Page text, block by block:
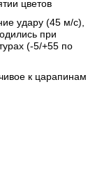
цветов
удару (45 м/с),
при
(-5/+55 по
к царапинам